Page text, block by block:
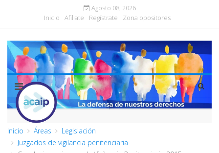
Agosto 08, 2026
Inicio
Afiliate Regístrate Zona opositores
Inicio Áreas
Legislación
Juzgados de vigilancia penitenciaria